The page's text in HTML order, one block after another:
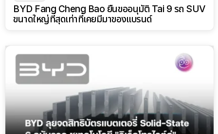
BYD Fang Cheng Bao ยื่นขออนุมัติ Tai 9 รถ SUV
ขนาดใหญ่ที่สุดเท่าที่เคยมีมาของแบรนด์